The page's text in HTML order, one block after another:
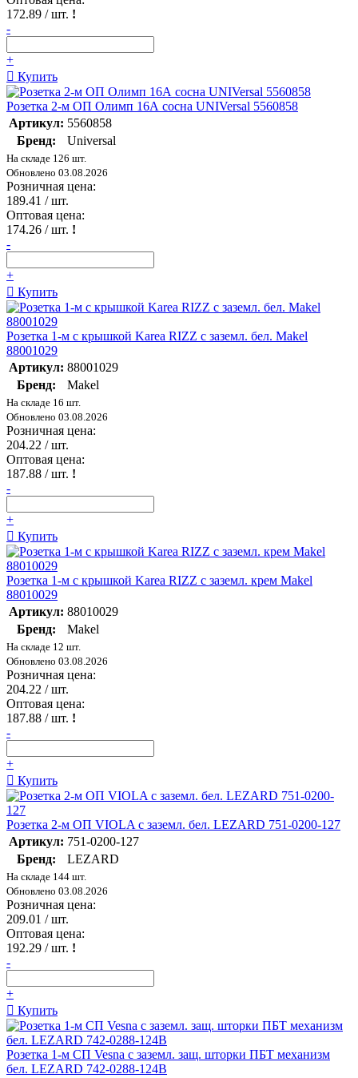
172.89 / шт. !
-
+
Купить
Розетка 2-м ОП Олимп 16А сосна UNIVersal 5560858
Артикул: 5560858
Бренд:
Universal
На складе 126 шт.
Обновлено 03.08.2026
Розничная цена:
189.41 / шт.
Оптовая цена:
174.26 / шт. !
-
+
Купить
Розетка 1-м с крышкой Karea RIZZ с заземл. бел. Makel
88001029
Артикул: 88001029
Бренд:
Makel
На складе 16 шт.
Обновлено 03.08.2026
Розничная цена:
204.22 / шт.
Оптовая цена:
187.88 / шт. !
-
+
Купить
Розетка 1-м с крышкой Karea RIZZ с заземл. крем Makel
88010029
Артикул: 88010029
Бренд:
Makel
На складе 12 шт.
Обновлено 03.08.2026
Розничная цена:
204.22 / шт.
Оптовая цена:
187.88 / шт. !
-
+
Купить
Розетка 2-м ОП VIOLA с заземл. бел. LEZARD 751-0200-127
Артикул: 751-0200-127
Бренд:
LEZARD
На складе 144 шт.
Обновлено 03.08.2026
Розничная цена:
209.01 / шт.
Оптовая цена:
192.29 / шт. !
-
+
Купить
Розетка 1-м СП Vesna с заземл. защ. шторки ПБТ механизм
бел. LEZARD 742-0288-124B